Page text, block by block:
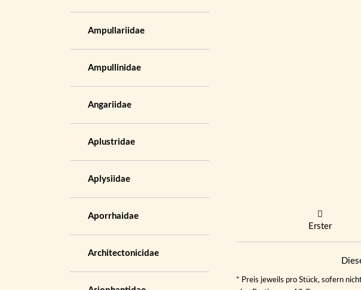
Ampullariidae
Ampullinidae
Angariidae
Aplustridae
Aplysiidae
Aporrhaidae
Architectonicidae
Erster
* Preis jeweils pro Stück, sofern